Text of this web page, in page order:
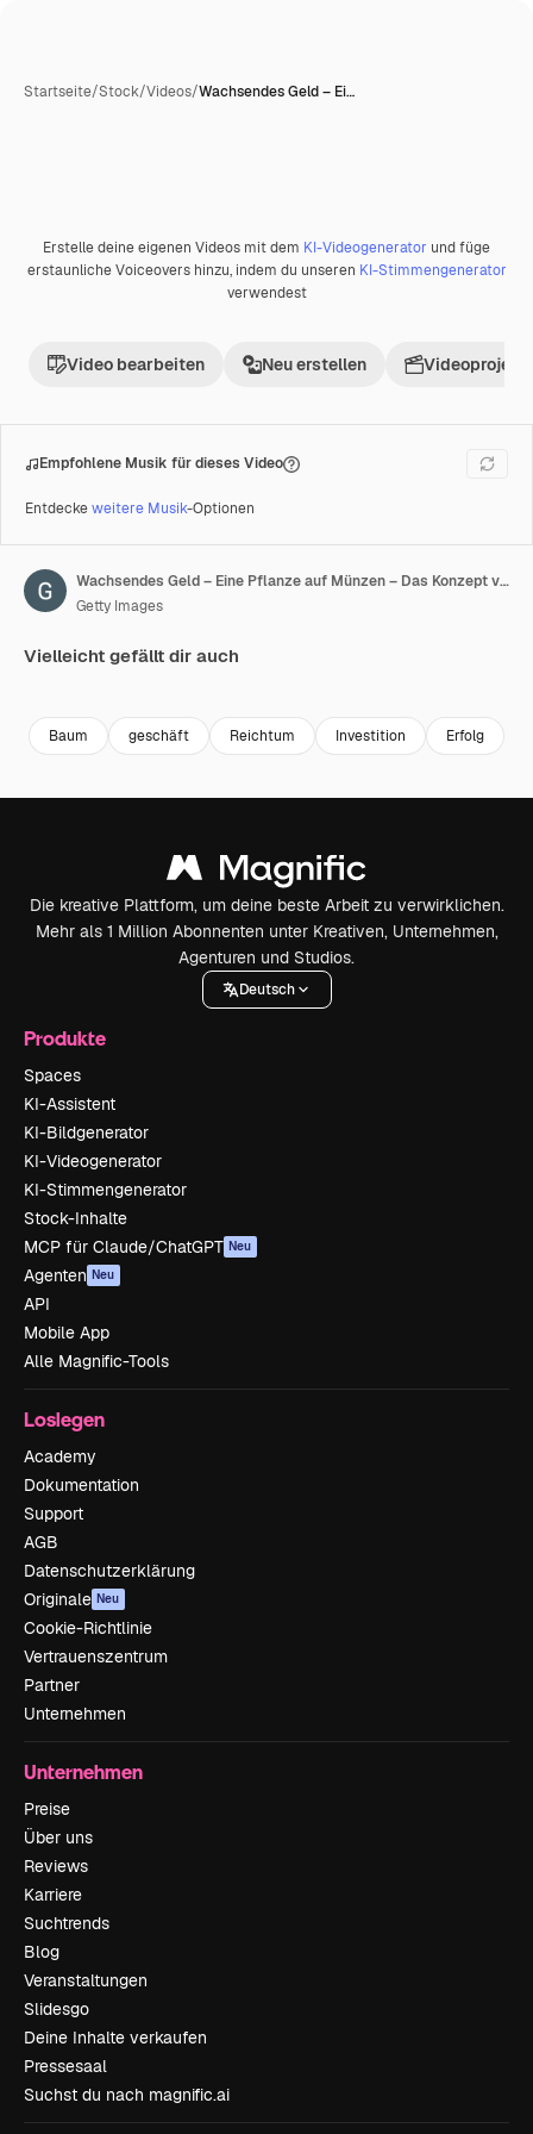
Startseite/Stock/Videos/Wachsendes Geld – Ei…
Premium
Erstelle deine eigenen Videos mit dem KI-Videogenerator und füge
erstaunliche Voiceovers hinzu, indem du unseren KI-Stimmengenerator
verwendest
Video bearbeiten Neu erstellen Videoprojekt
Empfohlene Musik für dieses Video
Entdeckeweitere Musik-Optionen
Wachsendes Geld – Eine Pflanze auf Münzen – Das Konzept von Finanzen und Investitionen. Pflanzen wachsen aus Münzstapeln. Bankwesen, das Konzept des Geldsparens oder der Zinsreduzierung, Geschäftsrückgang. Bäume auf einem Münzstapel
Getty Images
Vielleicht gefällt dir auch
Baum geschäft Reichtum Investition Erfolg
Die kreative Plattform, um deine beste Arbeit zu verwirklichen.
Mehr als 1 Million Abonnenten unter Kreativen, Unternehmen,
Agenturen und Studios.
Deutsch
Produkte
Spaces
KI-Assistent
KI-Bildgenerator
KI-Videogenerator
KI-Stimmengenerator
Stock-Inhalte
MCP für Claude/ChatGPT Neu
Agenten Neu
API
Mobile App
Alle Magnific-Tools
Loslegen
Academy
Dokumentation
Support
AGB
Datenschutzerklärung
Originale Neu
Cookie-Richtlinie
Vertrauenszentrum
Partner
Unternehmen
Unternehmen
Preise
Über uns
Reviews
Karriere
Suchtrends
Blog
Veranstaltungen
Slidesgo
Deine Inhalte verkaufen
Pressesaal
Suchst du nach magnific.ai